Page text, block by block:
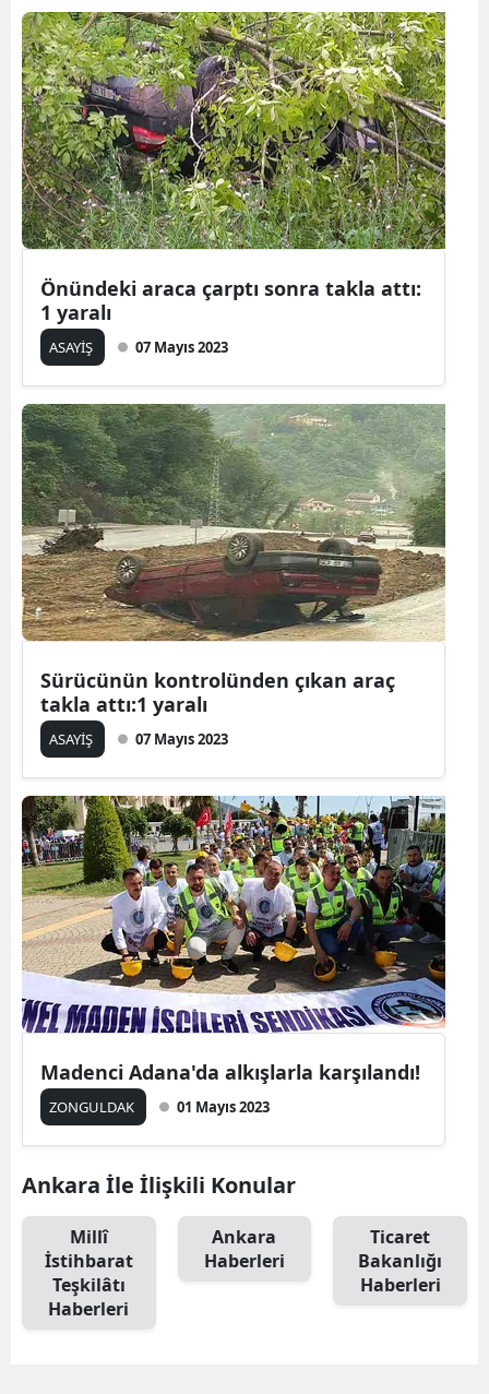
Önündeki araca çarptı sonra takla attı:
1 yaralı
ASAYİŞ 07 Mayıs 2023
Sürücünün kontrolünden çıkan araç
takla attı:1 yaralı
ASAYİŞ 07 Mayıs 2023
Madenci Adana'da alkışlarla karşılandı!
ZONGULDAK 01 Mayıs 2023
Ankara İle İlişkili Konular
Millî
İstihbarat
Teşkilâtı
Haberleri
Ankara
Haberleri
Ticaret
Bakanlığı
Haberleri